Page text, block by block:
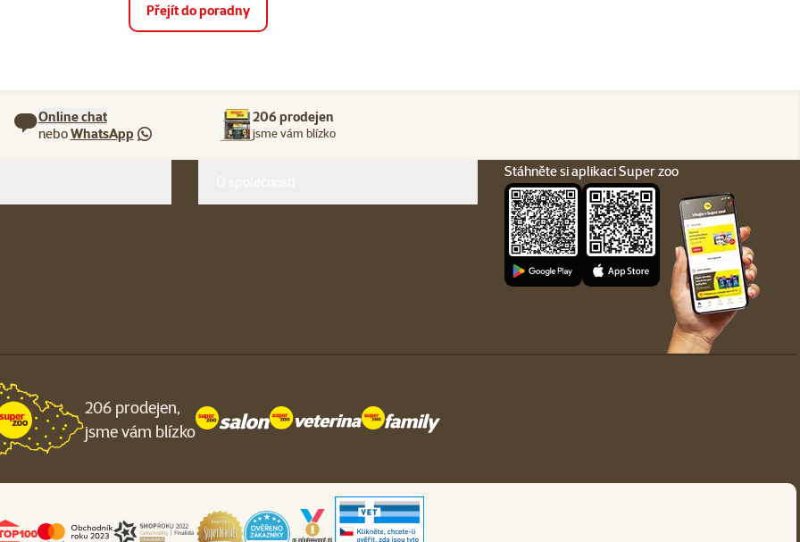
Přejít do poradny
Online chat
neboWhatsApp
206 prodejen
jsme vám blízko
Stáhněte si aplikaci Super zoo
206 prodejen,
jsme vám blízko